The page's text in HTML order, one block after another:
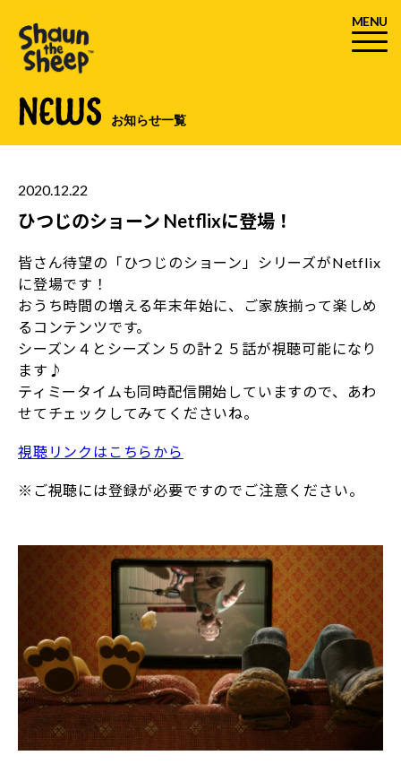
MENU
NEWS お知らせ一覧
2020.12.22
ひつじのショーン Netflixに登場！
皆さん待望の「ひつじのショーン」シリーズがNetflix
に登場です！
おうち時間の増える年末年始に、ご家族揃って楽しめ
るコンテンツです。
シーズン４とシーズン５の計２５話が視聴可能になり
ます♪
ティミータイムも同時配信開始していますので、あわ
せてチェックしてみてくださいね。
視聴リンクはこちらから
※ご視聴には登録が必要ですのでご注意ください。